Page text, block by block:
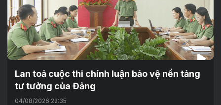
Lan toả cuộc thi chính luận bảo vệ nền tảng
tư tưởng của Đảng
04/08/2026 22:35